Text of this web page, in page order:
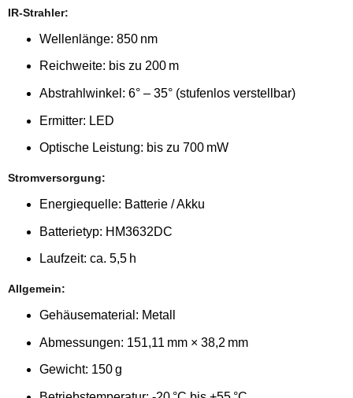
IR-Strahler:
Wellenlänge: 850 nm
Reichweite: bis zu 200 m
Abstrahlwinkel: 6° – 35° (stufenlos verstellbar)
Ermitter: LED
Optische Leistung: bis zu 700 mW
Stromversorgung:
Energiequelle: Batterie / Akku
Batterietyp: HM3632DC
Laufzeit: ca. 5,5 h
Allgemein:
Gehäusematerial: Metall
Abmessungen: 151,11 mm × 38,2 mm
Gewicht: 150 g